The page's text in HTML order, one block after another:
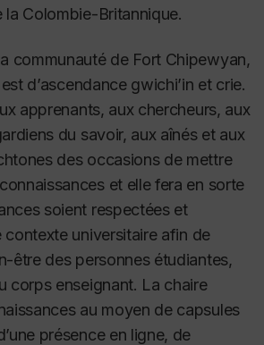
la Colombie-Britannique.
communauté de Fort Chipewyan,
d’ascendance gwichi’in et crie.
apprenants, aux chercheurs, aux
du savoir, aux aînés et aux
des occasions de mettre
et elle fera en sorte
soient respectées et
contexte universitaire afin de
être des personnes étudiantes,
corps enseignant. La chaire
au moyen de capsules
présence en ligne, de